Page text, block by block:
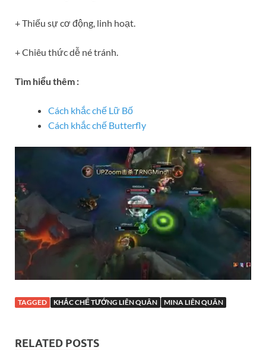
+ Thiếu sự cơ động, linh hoạt.
+ Chiêu thức dễ né tránh.
Tìm hiểu thêm :
Cách khắc chế Lữ Bố
Cách khắc chế Butterfly
TAGGED KHẮC CHẾ TƯỚNG LIÊN QUÂN MINA LIÊN QUÂN
RELATED POSTS